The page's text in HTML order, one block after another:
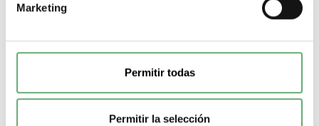
Marketing
Permitir todas
Permitir la selección